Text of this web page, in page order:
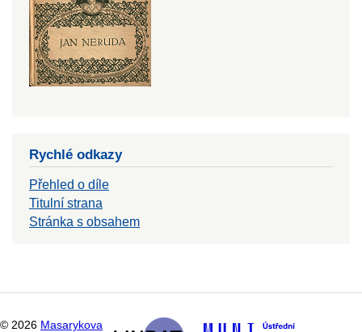
Rychlé odkazy
Přehled o díle
Titulní strana
Stránka s obsahem
© 2026 Masarykova